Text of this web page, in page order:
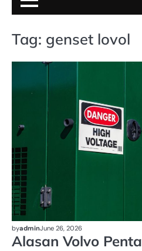
Tag: genset lovol
byadminJune 26, 2026
Alasan Volvo